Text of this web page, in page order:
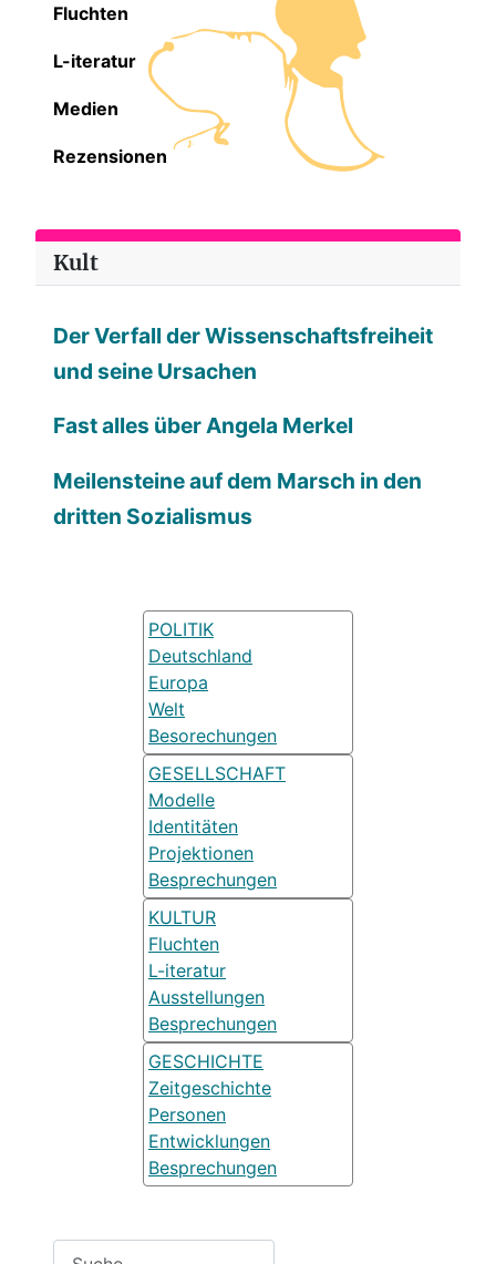
Fluchten
L-iteratur
Medien
Rezensionen
Kult
Der Verfall der Wissenschaftsfreiheit
und seine Ursachen
Fast alles über Angela Merkel
Meilensteine auf dem Marsch in den
dritten Sozialismus
POLITIK
Deutschland
Europa
Welt
Besorechungen
GESELLSCHAFT
Modelle
Identitäten
Projektionen
Besprechungen
KULTUR
Fluchten
L-iteratur
Ausstellungen
Besprechungen
GESCHICHTE
Zeitgeschichte
Personen
Entwicklungen
Besprechungen